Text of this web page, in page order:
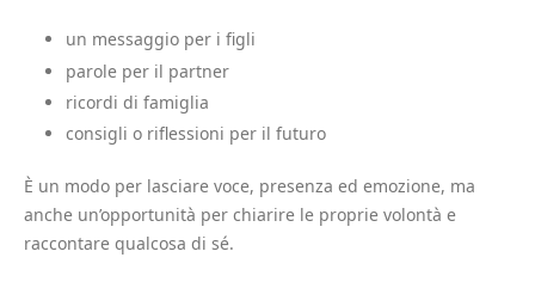
un messaggio per i figli
parole per il partner
ricordi di famiglia
consigli o riflessioni per il futuro
È un modo per lasciare voce, presenza ed emozione, ma
anche un’opportunità per chiarire le proprie volontà e
raccontare qualcosa di sé.